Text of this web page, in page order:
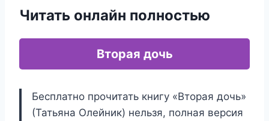
Читать онлайн полностью
Вторая дочь
Бесплатно прочитать книгу «Вторая дочь»
(Татьяна Олейник) нельзя, полная версия